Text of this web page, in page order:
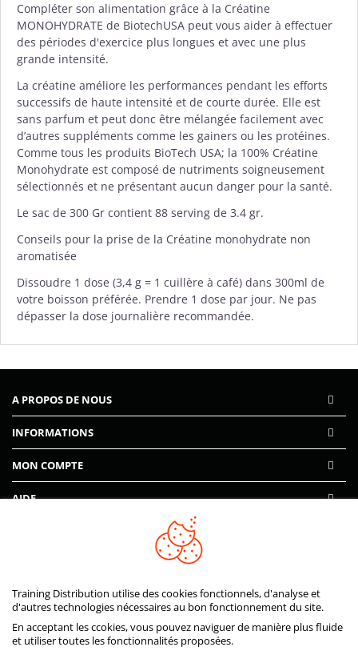
Compléter son alimentation grâce à la Créatine
MONOHYDRATE de BiotechUSA peut vous aider à effectuer
des périodes d'exercice plus longues et avec une plus
grande intensité.
La créatine améliore les performances pendant les efforts
successifs de haute intensité et de courte durée. Elle est
sans parfum et peut donc être mélangée facilement avec
d’autres suppléments comme les gainers ou les protéines.
Comme tous les produits BioTech USA; la 100% Créatine
Monohydrate est composé de nutriments soigneusement
sélectionnés et ne présentant aucun danger pour la santé.
Le sac de 300 Gr contient 88 serving de 3.4 gr.
Conseils pour la prise de la Créatine monohydrate non
aromatisée
Dissoudre 1 dose (3,4 g = 1 cuillère à café) dans 300ml de
votre boisson préférée. Prendre 1 dose par jour. Ne pas
dépasser la dose journalière recommandée.
A PROPOS DE NOUS
INFORMATIONS
MON COMPTE
Training Distribution utilise des cookies fonctionnels, d'analyse et
d'autres technologies nécessaires au bon fonctionnement du site.
En acceptant les ccokies, vous pouvez naviguer de manière plus fluide
et utiliser toutes les fonctionnalités proposées.
AIDE